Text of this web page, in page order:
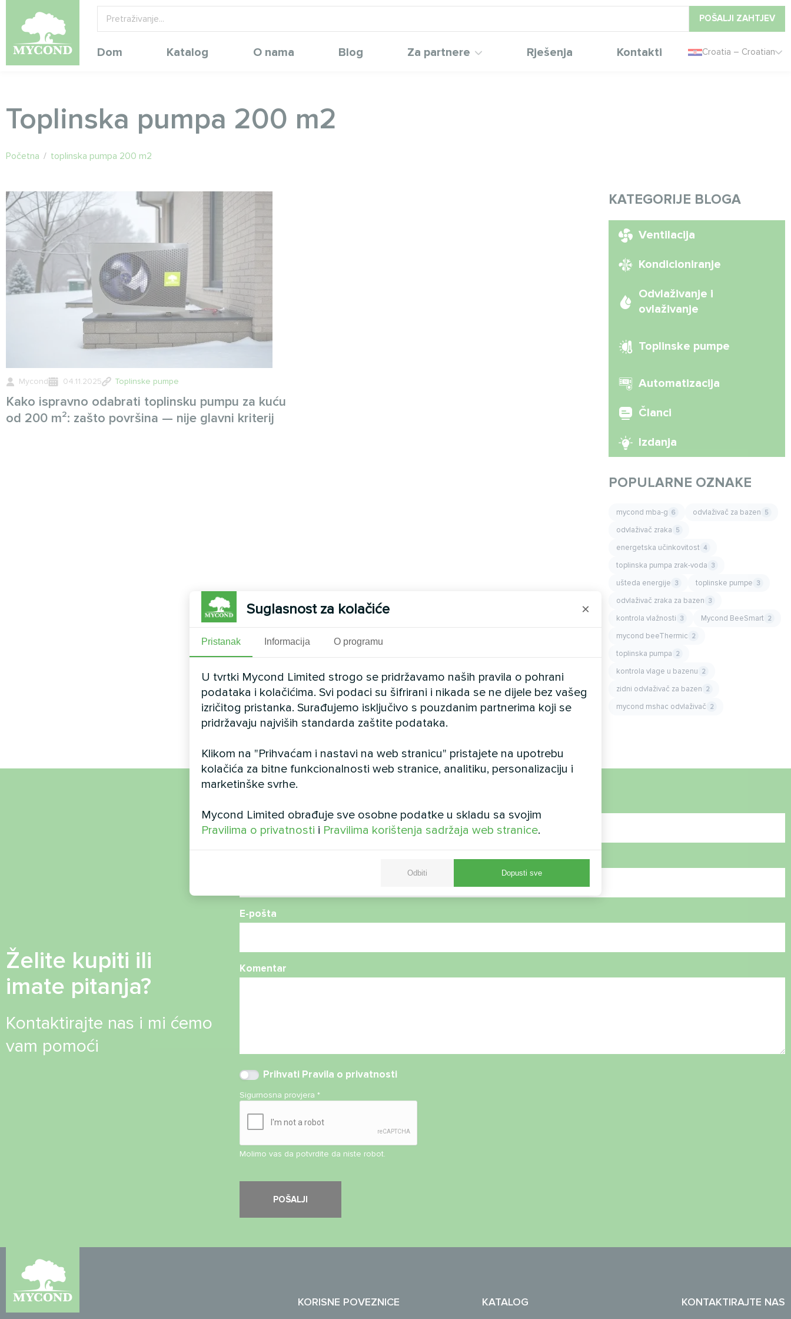
POŠALJI ZAHTJEV
Dom Katalog O nama Blog Za partnere Rješenja Kontakti Croatia – Croatian
Toplinska pumpa 200 m2
Početna / toplinska pumpa 200 m2
Mycond 04.11.2025 Toplinske pumpe
Kako ispravno odabrati toplinsku pumpu za kuću
od 200 m²: zašto površina — nije glavni kriterij
KATEGORIJE BLOGA
Ventilacija
Kondicioniranje
Odvlaživanje i
ovlaživanje
Toplinske pumpe
Automatizacija
Članci
Izdanja
POPULARNE OZNAKE
mycond mba-g 6 odvlaživač za bazen 5
odvlaživač zraka 5
energetska učinkovitost 4
toplinska pumpa zrak-voda 3
ušteda energije 3 toplinske pumpe 3
odvlaživač zraka za bazen 3
kontrola vlažnosti 3 Mycond BeeSmart 2
mycond beeThermic 2
toplinska pumpa 2
kontrola vlage u bazenu 2
zidni odvlaživač za bazen 2
mycond mshac odvlaživač 2
Želite kupiti ili
imate pitanja?
Kontaktirajte nas i mi ćemo
vam pomoći
E-pošta
Komentar
Prihvati Pravila o privatnosti
Sigurnosna provjera*
Molimo vas da potvrdite da niste robot.
KORISNE POVEZNICE KATALOG KONTAKTIRAJTE NAS
Suglasnost za kolačiće ×
Pristanak Informacija O programu
U tvrtki Mycond Limited strogo se pridržavamo naših pravila o pohrani
podataka i kolačićima. Svi podaci su šifrirani i nikada se ne dijele bez vašeg
izričitog pristanka. Surađujemo isključivo s pouzdanim partnerima koji se
pridržavaju najviših standarda zaštite podataka.
Klikom na "Prihvaćam i nastavi na web stranicu" pristajete na upotrebu
kolačića za bitne funkcionalnosti web stranice, analitiku, personalizaciju i
marketinške svrhe.
Mycond Limited obrađuje sve osobne podatke u skladu sa svojim
Pravilima o privatnosti i Pravilima korištenja sadržaja web stranice.
Odbiti Dopusti sve